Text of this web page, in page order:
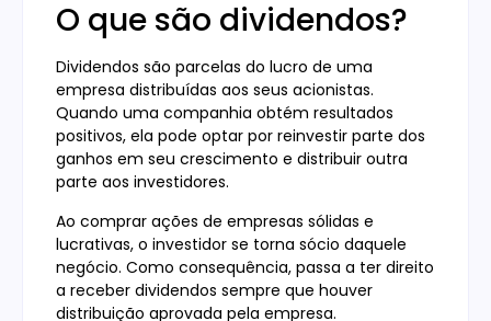
O que são dividendos?
Dividendos são parcelas do lucro de uma
empresa distribuídas aos seus acionistas.
Quando uma companhia obtém resultados
positivos, ela pode optar por reinvestir parte dos
ganhos em seu crescimento e distribuir outra
parte aos investidores.
Ao comprar ações de empresas sólidas e
lucrativas, o investidor se torna sócio daquele
negócio. Como consequência, passa a ter direito
a receber dividendos sempre que houver
distribuição aprovada pela empresa.